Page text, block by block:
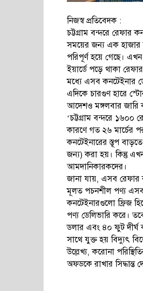
নিজস্ব প্রতিবেদক :
চট্টগ্রাম বন্দরে রেফার
সময়ের জন্য এক হাজার
পরিপূর্ণ হয়ে গেছে।
ইয়ার্ডে পড়ে থাকা
মধ্যে এসব কনটেইনার
এদিকে চারগুণ হারে
আদেশও মঙ্গলবার জারি
‘চট্টগ্রাম বন্দরে ১৬০০
কারণে গত ২৬ মার্চের
কনটেইনারের স্তূপ
জন্য) করা হয়। কিন্তু
আমদানিকারকদের।
জানা যায়, এসব রেফার
মূলত পচনশীল পণ্য
কনটেইনারগুলো ফ্রিজ
পণ্য ডেলিভারি করে।
ডলার এবং ৪০ ফুট দীর্ঘ
সাথে যুক্ত হয় বিদ্যুৎ
উল্লেখ্য, করোনা
অফডকে রাখার সিদ্ধান্ত